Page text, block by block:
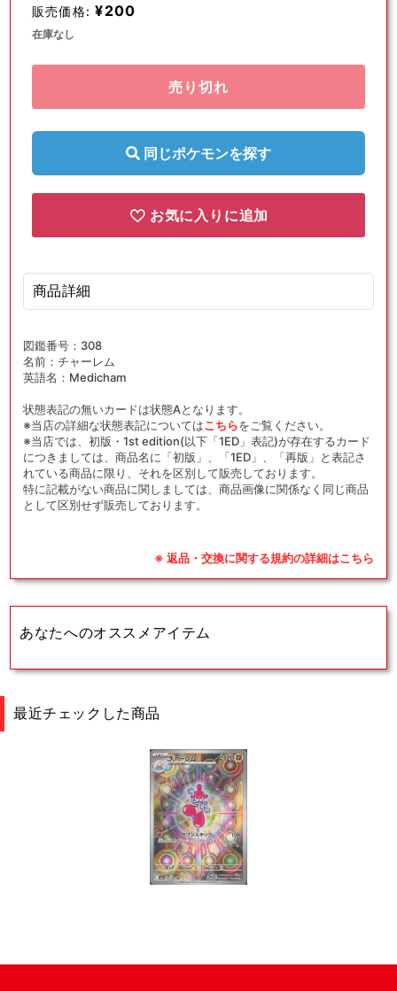
(1)
を
く
販売価格: ¥200
在庫なし
売り切れ
同じポケモンを探す
お気に入りに追加
商品詳細
図鑑番号：308
名前：チャーレム
英語名：Medicham
状態表記の無いカードは状態Aとなります。
※当店の詳細な状態表記についてはこちらをご覧ください。
※当店では、初版・1st edition(以下「1ED」表記)が存在するカード
につきましては、商品名に「初版」、「1ED」、「再版」と表記さ
れている商品に限り、それを区別して販売しております。
特に記載がない商品に関しましては、商品画像に関係なく同じ商品
として区別せず販売しております。
※ 返品・交換に関する規約の詳細はこちら
あなたへのオススメアイテム
最近チェックした商品